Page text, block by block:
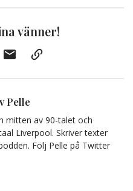
vänner!
Pelle
mitten av 90-talet och
Liverpool. Skriver texter
Följ Pelle på Twitter